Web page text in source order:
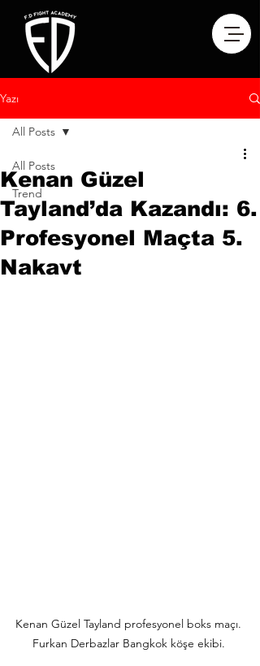
Yazı
All Posts
Trend
All Posts
Kenan Güzel
Tayland’da Kazandı: 6.
Profesyonel Maçta 5.
Nakavt
Kenan Güzel Tayland profesyonel boks maçı.
Furkan Derbazlar Bangkok köşe ekibi.